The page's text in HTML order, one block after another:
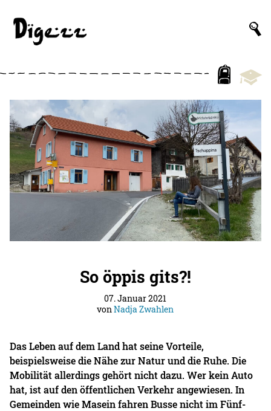
So öppis gits?!
07. Januar 2021
vonNadja Zwahlen
Das Leben auf dem Land hat seine Vorteile,
beispielsweise die Nähe zur Natur und die Ruhe. Die
Mobilität allerdings gehört nicht dazu. Wer kein Auto
hat, ist auf den öffentlichen Verkehr angewiesen. In
Gemeinden wie Masein fahren Busse nicht im Fünf-